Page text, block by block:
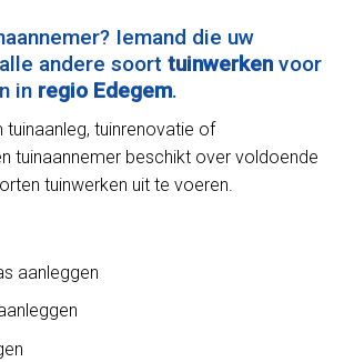
Iemand die uw
andere soort tuinwerken voor
in regio Edegem.
tuinaanleg, tuinrenovatie of
tuinaannemer beschikt over voldoende
tuinwerken uit te voeren.
aanleggen